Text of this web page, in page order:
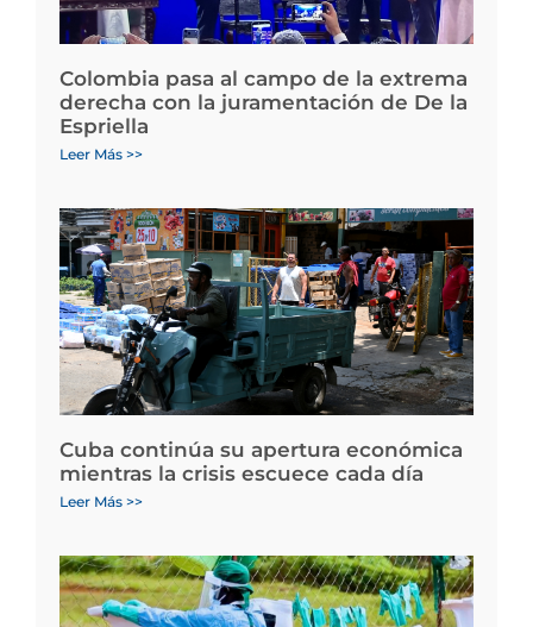
Colombia pasa al campo de la extrema
derecha con la juramentación de De la
Espriella
Leer Más >>
Cuba continúa su apertura económica
mientras la crisis escuece cada día
Leer Más >>